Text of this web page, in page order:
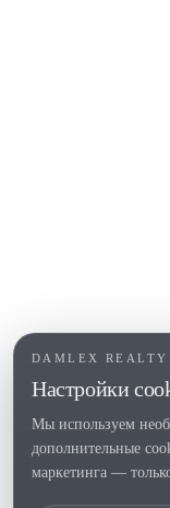
DAMLEX REALTY
Настройки
Мы используем
дополнительные
маркетинга —
Новое строительство
Tel. (+34) 935 434 367